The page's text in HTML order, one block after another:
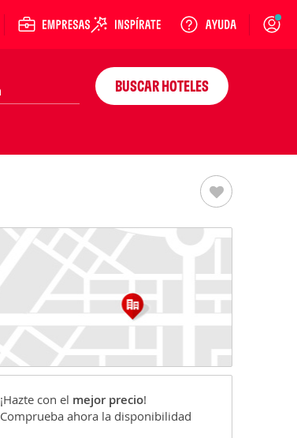
Login
BUSCAR HOTELES
¡Hazte con el mejor precio!
Comprueba ahora la disponibilidad